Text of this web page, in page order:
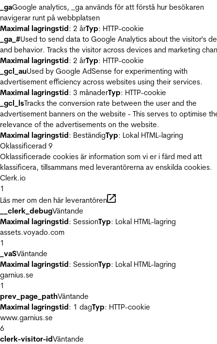
_gaGoogle analytics, _ga används för att förstå hur besökaren
navigerar runt på webbplatsen
Maximal lagringstid: 2 årTyp: HTTP-cookie
_ga_#Used to send data to Google Analytics about the visitor's
and behavior. Tracks the visitor across devices and marketing
Maximal lagringstid: 2 årTyp: HTTP-cookie
_gcl_auUsed by Google AdSense for experimenting with
advertisement efficiency across websites using their services.
Maximal lagringstid: 3 månaderTyp: HTTP-cookie
_gcl_lsTracks the conversion rate between the user and the
advertisement banners on the website - This serves to optimise
relevance of the advertisements on the website.
Maximal lagringstid: BeständigTyp: Lokal HTML-lagring
Oklassificerad 9
Oklassificerade cookies är information som vi er i färd med att
klassificera, tillsammans med leverantörerna av enskilda cookies.
Clerk.io
1
Läs mer om den här leverantören
__clerk_debugVäntande
Maximal lagringstid: SessionTyp: Lokal HTML-lagring
assets.voyado.com
1
_vaSVäntande
Maximal lagringstid: SessionTyp: Lokal HTML-lagring
garnius.se
1
prev_page_pathVäntande
Maximal lagringstid: 1 dagTyp: HTTP-cookie
www.garnius.se
6
clerk-visitor-idVäntande